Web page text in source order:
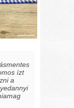
ízt
a